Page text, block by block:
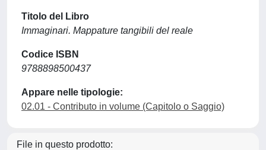
Titolo del Libro
Immaginari. Mappature tangibili del reale
Codice ISBN
9788898500437
Appare nelle tipologie:
02.01 - Contributo in volume (Capitolo o Saggio)
File in questo prodotto: